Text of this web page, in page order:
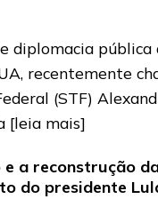
diplomacia pública
recentemente
(STF)
[leia mais]
a reconstrução
do presidente